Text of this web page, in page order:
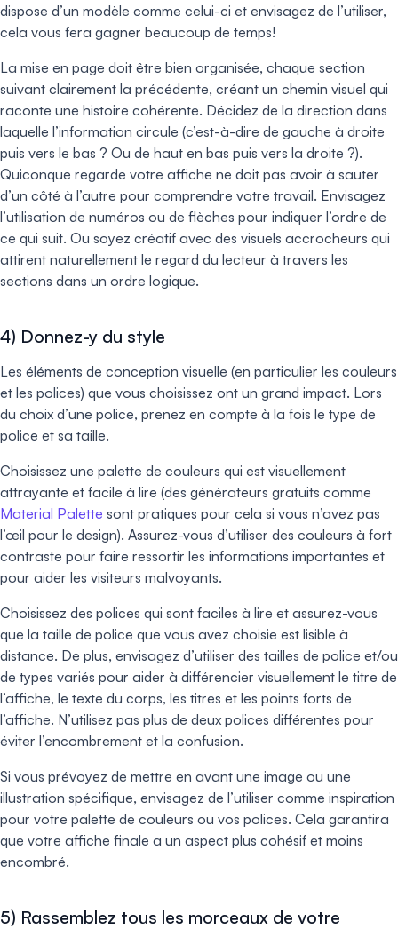
dispose d’un modèle comme celui-ci et envisagez de l’utiliser,
cela vous fera gagner beaucoup de temps!
La mise en page doit être bien organisée, chaque section
suivant clairement la précédente, créant un chemin visuel qui
raconte une histoire cohérente. Décidez de la direction dans
laquelle l’information circule (c’est-à-dire de gauche à droite
puis vers le bas ? Ou de haut en bas puis vers la droite ?).
Quiconque regarde votre affiche ne doit pas avoir à sauter
d’un côté à l’autre pour comprendre votre travail. Envisagez
l’utilisation de numéros ou de flèches pour indiquer l’ordre de
ce qui suit. Ou soyez créatif avec des visuels accrocheurs qui
attirent naturellement le regard du lecteur à travers les
sections dans un ordre logique.
4) Donnez-y du style
Les éléments de conception visuelle (en particulier les couleurs
et les polices) que vous choisissez ont un grand impact. Lors
du choix d’une police, prenez en compte à la fois le type de
police et sa taille.
Choisissez une palette de couleurs qui est visuellement
attrayante et facile à lire (des générateurs gratuits comme
Material Palette sont pratiques pour cela si vous n’avez pas
l’œil pour le design). Assurez-vous d’utiliser des couleurs à fort
contraste pour faire ressortir les informations importantes et
pour aider les visiteurs malvoyants.
Choisissez des polices qui sont faciles à lire et assurez-vous
que la taille de police que vous avez choisie est lisible à
distance. De plus, envisagez d’utiliser des tailles de police et/ou
de types variés pour aider à différencier visuellement le titre de
l’affiche, le texte du corps, les titres et les points forts de
l’affiche. N’utilisez pas plus de deux polices différentes pour
éviter l’encombrement et la confusion.
Si vous prévoyez de mettre en avant une image ou une
illustration spécifique, envisagez de l’utiliser comme inspiration
pour votre palette de couleurs ou vos polices. Cela garantira
que votre affiche finale a un aspect plus cohésif et moins
encombré.
5) Rassemblez tous les morceaux de votre